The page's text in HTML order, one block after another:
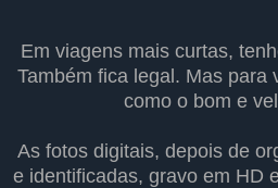
Em viagens mais curtas,
Também fica legal. Mas para
como o bom e
As fotos digitais, depois de
e identificadas, gravo em HD